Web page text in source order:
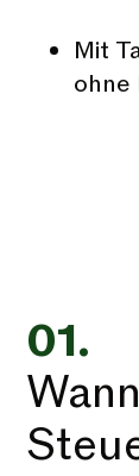
Mit
ohne
01.